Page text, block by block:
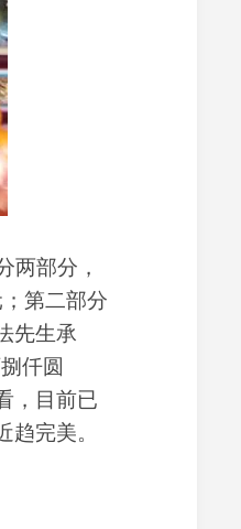
部分，
第二部分
先生承
仟圆
，目前已
完美。